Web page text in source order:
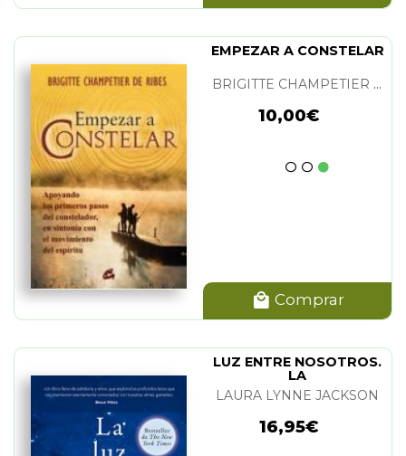
EMPEZAR A CONSTELAR
BRIGITTE CHAMPETIER DE RIBES
10,00€
Comprar
LUZ ENTRE NOSOTROS.
LA
LAURA LYNNE JACKSON
16,95€